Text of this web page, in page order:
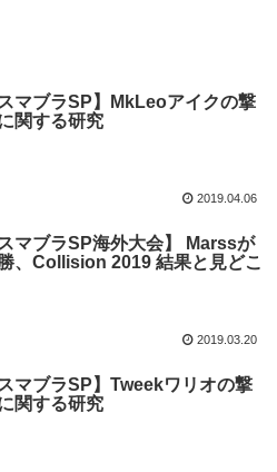
スマブラSP】MkLeoアイクの撃
関する研究
2019.04.06
スマブラSP海外大会】 Marssが
、Collision 2019 結果と見どこ
2019.03.20
スマブラSP】Tweekワリオの撃
関する研究